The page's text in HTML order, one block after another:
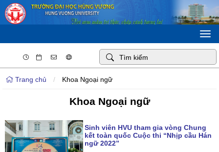
Trang chủ / Khoa Ngoại ngữ
Khoa Ngoại ngữ
Sinh viên HVU tham gia vòng Chung
kết toàn quốc Cuộc thi “Nhịp cầu Hán
ngữ 2022”